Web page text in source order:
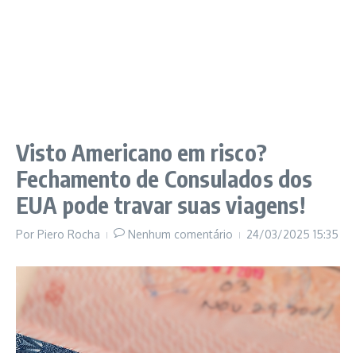
Visto Americano em risco?
Fechamento de Consulados dos
EUA pode travar suas viagens!
Por Piero Rocha Nenhum comentário 24/03/2025 15:35